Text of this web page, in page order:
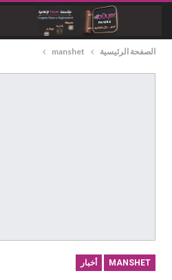
الصفحة الرئيسية manshet
MANSHET أخبار